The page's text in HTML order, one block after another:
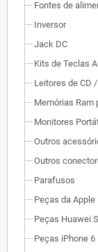
Fontes de
Inversor
Jack DC
Kits de Teclas
Leitores de CD
Memórias Ram
Monitores
Outros
Outros
Parafusos
Peças da Apple
Peças Huawei
Peças iPhone 6